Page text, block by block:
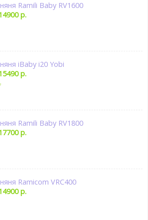
Ramili Baby RV1600
р.
iBaby i20 Yobi
р.
Ramili Baby RV1800
р.
Ramicom VRC400
р.